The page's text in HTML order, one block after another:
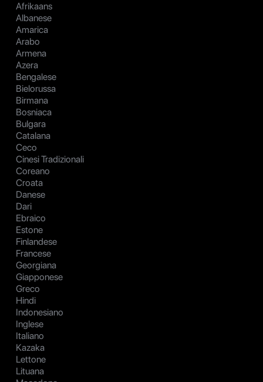
Afrikaans
Albanese
Amarica
Arabo
Armena
Azera
Bengalese
Bielorussa
Birmana
Bosniaca
Bulgara
Catalana
Ceco
Cinesi Tradizionali
Coreano
Croata
Danese
Dari
Ebraico
Estone
Finlandese
Francese
Georgiana
Giapponese
Greco
Hindi
Indonesiano
Inglese
Italiano
Kazaka
Lettone
Lituana